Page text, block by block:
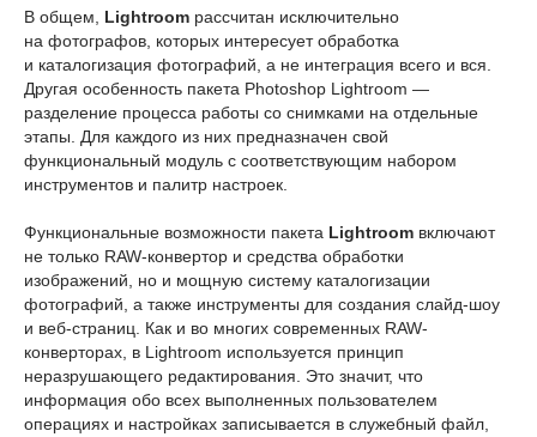
В общем, Lightroom рассчитан исключительно
на фотографов, которых интересует обработка
и каталогизация фотографий, а не интеграция всего и вся.
Другая особенность пакета Photoshop Lightroom —
разделение процесса работы со снимками на отдельные
этапы. Для каждого из них предназначен свой
функциональный модуль с соответствующим набором
инструментов и палитр настроек.
Функциональные возможности пакета Lightroom включают
не только RAW-конвертор и средства обработки
изображений, но и мощную систему каталогизации
фотографий, а также инструменты для создания слайд-шоу
и веб-страниц. Как и во многих современных RAW-
конверторах, в Lightroom используется принцип
неразрушающего редактирования. Это значит, что
информация обо всех выполненных пользователем
операциях и настройках записывается в служебный файл,